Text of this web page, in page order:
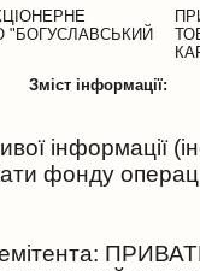
"БОГУСЛАВСЬКИЙ
Зміст інформації:
інформації
фонду